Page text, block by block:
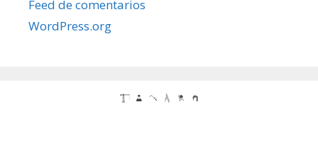
Feed de comentarios
WordPress.org